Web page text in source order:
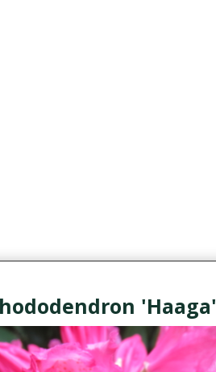
'Haaga'